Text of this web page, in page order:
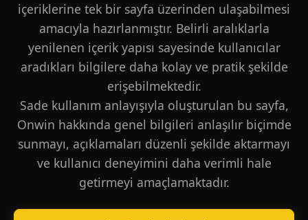
içeriklerine tek bir sayfa üzerinden ulaşabilmesi
amacıyla hazırlanmıştır. Belirli aralıklarla
yenilenen içerik yapısı sayesinde kullanıcılar
aradıkları bilgilere daha kolay ve pratik şekilde
erişebilmektedir.
Sade kullanım anlayışıyla oluşturulan bu sayfa,
Onwin hakkında genel bilgileri anlaşılır biçimde
sunmayı, açıklamaları düzenli şekilde aktarmayı
ve kullanıcı deneyimini daha verimli hale
getirmeyi amaçlamaktadır.